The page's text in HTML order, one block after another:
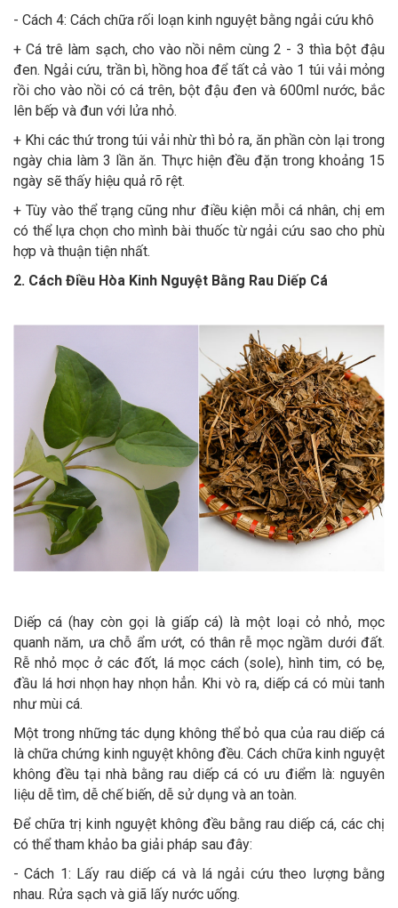
- Cách 4: Cách chữa rối loạn kinh nguyệt bằng ngải cứu khô
+ Cá trê làm sạch, cho vào nồi nêm cùng 2 - 3 thìa bột đậu
đen. Ngải cứu, trần bì, hồng hoa để tất cả vào 1 túi vải mỏng
rồi cho vào nồi có cá trên, bột đậu đen và 600ml nước, bắc
lên bếp và đun với lửa nhỏ.
+ Khi các thứ trong túi vải nhừ thì bỏ ra, ăn phần còn lại trong
ngày chia làm 3 lần ăn. Thực hiện đều đặn trong khoảng 15
ngày sẽ thấy hiệu quả rõ rệt.
+ Tùy vào thể trạng cũng như điều kiện mỗi cá nhân, chị em
có thể lựa chọn cho mình bài thuốc từ ngải cứu sao cho phù
hợp và thuận tiện nhất.
2. Cách Điều Hòa Kinh Nguyệt Bằng Rau Diếp Cá
Diếp cá (hay còn gọi là giấp cá) là một loại cỏ nhỏ, mọc
quanh năm, ưa chỗ ẩm ướt, có thân rễ mọc ngầm dưới đất.
Rễ nhỏ mọc ở các đốt, lá mọc cách (sole), hình tim, có bẹ,
đầu lá hơi nhọn hay nhọn hẳn. Khi vò ra, diếp cá có mùi tanh
như mùi cá.
Một trong những tác dụng không thể bỏ qua của rau diếp cá
là chữa chứng kinh nguyệt không đều. Cách chữa kinh nguyệt
không đều tại nhà bằng rau diếp cá có ưu điểm là: nguyên
liệu dễ tìm, dễ chế biến, dễ sử dụng và an toàn.
Để chữa trị kinh nguyệt không đều bằng rau diếp cá, các chị
có thể tham khảo ba giải pháp sau đây:
- Cách 1: Lấy rau diếp cá và lá ngải cứu theo lượng bằng
nhau. Rửa sạch và giã lấy nước uống.